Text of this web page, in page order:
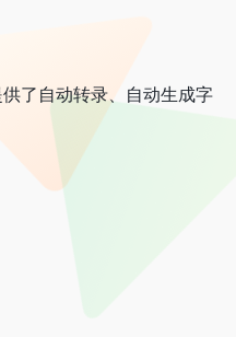
供了自动转录、自动生成字